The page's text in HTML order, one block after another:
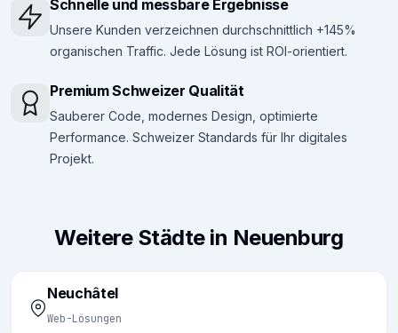
Schnelle und messbare Ergebnisse
Unsere Kunden verzeichnen durchschnittlich +145%
organischen Traffic. Jede Lösung ist ROI-orientiert.
Premium Schweizer Qualität
Sauberer Code, modernes Design, optimierte
Performance. Schweizer Standards für Ihr digitales
Projekt.
Weitere Städte in Neuenburg
Neuchâtel
Web-Lösungen